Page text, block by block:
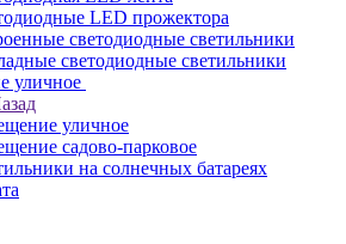
LED прожектора
светодиодные светильники
светодиодные светильники
уличное
уличное
садово-парковое
на солнечных батареях